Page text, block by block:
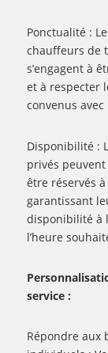
Ponctualité :
chauffeurs de
s’engagent à
et à respecter
convenus
Disponibilité :
privés
être réservés à
garantissant
disponibilité à
l’heure
service :
Répondre aux